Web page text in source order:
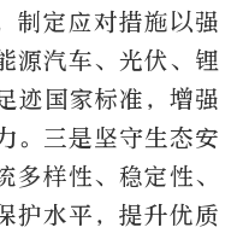
制定应对措施以强
源汽车、光伏、锂
国家标准，增强
。三是坚守生态安
多样性、稳定性、
护水平，提升优质